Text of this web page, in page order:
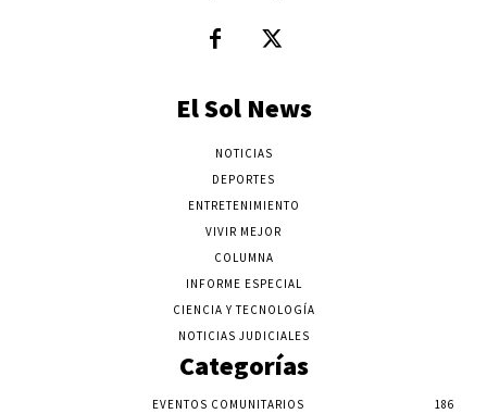
El Sol News
NOTICIAS
DEPORTES
ENTRETENIMIENTO
VIVIR MEJOR
COLUMNA
INFORME ESPECIAL
CIENCIA Y TECNOLOGÍA
NOTICIAS JUDICIALES
Categorías
EVENTOS COMUNITARIOS
186